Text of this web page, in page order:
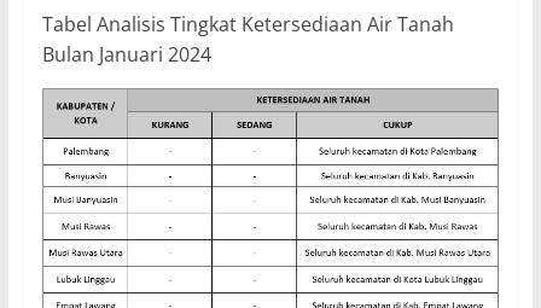
Tabel Analisis Tingkat Ketersediaan Air Tanah
Bulan Januari 2024